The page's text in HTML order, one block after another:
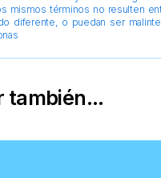
mismos términos no resulten
diferente, o puedan ser
también...